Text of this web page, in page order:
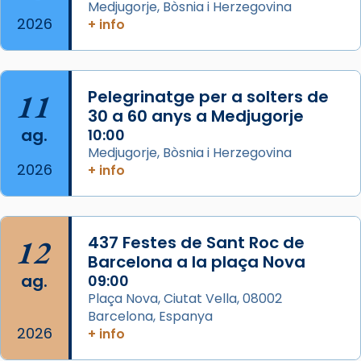
Des de 1985 hi participa també un grup de
diablesses amb música i ball propis. Festa
gran a Mataró.
«Si vols saber què és calor, ves per les
Santes a Mataró»🥵.
Photo
View on Facebook ·
Jaume, fill de Zebedeu, és juntament amb el
seu germà Joan i Pere un dels que
acompanyava més de prop Jesús.
Segons el llibre dels Fets (12,2) fou el primer
apòstol màrtir, decapitat a Jerusalem per
Herodes Agripa (vers l'any 44).
2026
Medjugorje, Bòsnia i Herzegovina
+ info
11
ag.
2026
Pelegrinatge per a solters de
30 a 60 anys a Medjugorje
10:00
Medjugorje, Bòsnia i Herzegovina
+ info
12
ag.
2026
437 Festes de Sant Roc de
Barcelona a la plaça Nova
09:00
Plaça Nova, Ciutat Vella, 08002
Barcelona, Espanya
+ info